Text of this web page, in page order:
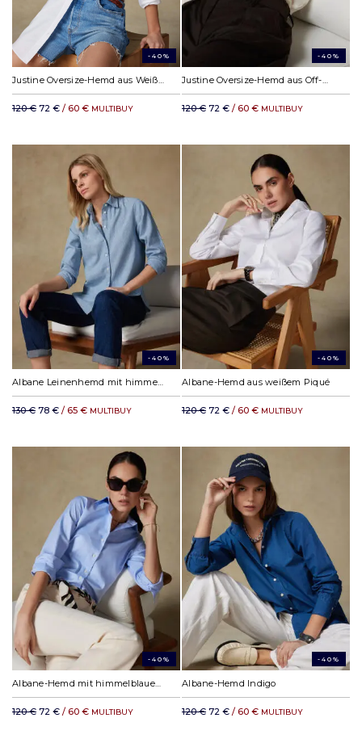
-40%
Justine Oversize-Hemd aus Weißes Baumwolle & Lyocell
120 € 72 € / 60 € MULTIBUY
-40%
Justine Oversize-Hemd aus Off-White-Leinen
120 € 72 € / 60 € MULTIBUY
-40%
Albane Leinenhemd mit himmelblauen Streifen
130 € 78 € / 65 € MULTIBUY
-40%
Albane-Hemd aus weißem Piqué
120 € 72 € / 60 € MULTIBUY
-40%
Albane-Hemd mit himmelblauem Fischgrätmuster
120 € 72 € / 60 € MULTIBUY
-40%
Albane-Hemd Indigo
120 € 72 € / 60 € MULTIBUY